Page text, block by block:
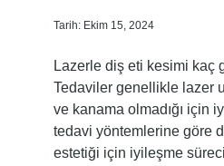
Tarih: Ekim 15, 2024
Lazerle diş eti kesimi kaç
Tedaviler genellikle lazer
ve kanama olmadığı için
tedavi yöntemlerine göre
estetiği için iyileşme